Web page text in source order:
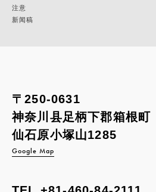
注意
新闻稿
〒250-0631
神奈川县足柄下郡箱根町
仙石原小塚山1285
Google Map